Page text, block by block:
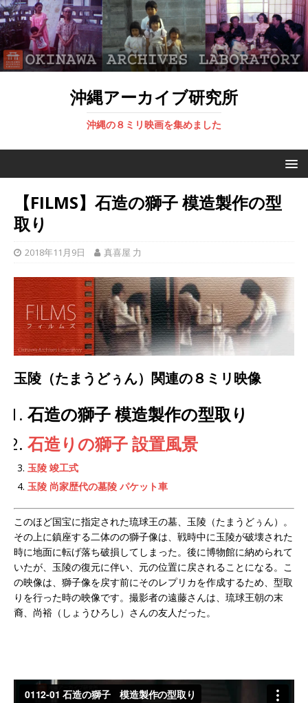
沖縄アーカイブ研究所
沖縄の８ミリ映画を集めました
【FILMS】石造の獅子 模造製作の型
取り
2018年11月9日 真喜屋 力
玉陵（たまうどぅん）関連の８ミリ映像
石造の獅子 模造製作の型取り
石造りの獅子 設置風景
玉陵 竣工式
玉陵 尚家歴代の墓陵 パケット車
このほど国宝に指定された琉球王の墓、玉陵（たまうどぅん）。
その上に鎮座する二体のの獅子像は、戦時中に玉陵が破壊された
時に地面に転げ落ち破損してしまった。後に博物館に納められて
いたが、玉陵の復元に伴い、元の位置に戻されることになる。こ
の映像は、獅子像を戻す前にそのレプリカを作成するため、型取
りを行った時の映像です。撮影者の遠藤さんは、琉球王朝の末
裔、尚裕（しょうひろし）さんの友人だった。